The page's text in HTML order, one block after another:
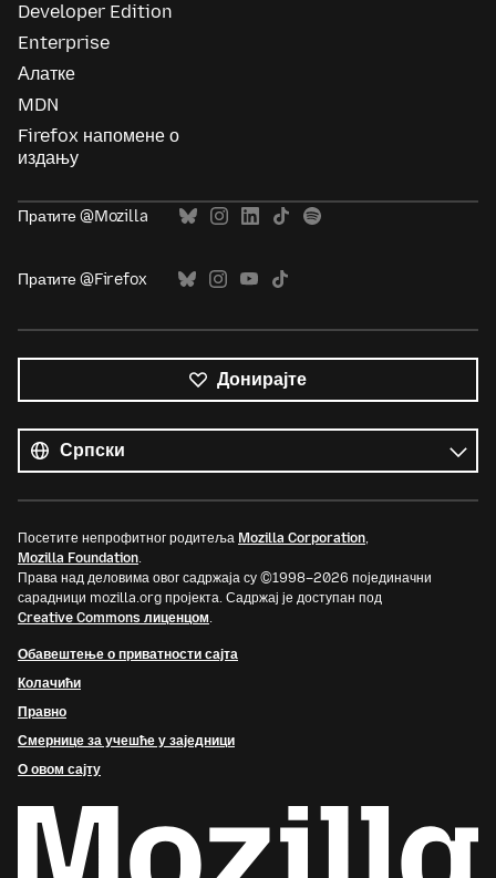
Developer Edition
Enterprise
Алатке
MDN
Firefox напомене о
издању
Пратите @Mozilla
Пратите @Firefox
Донирајте
језици
Језик
Посетите непрофитног родитеља Mozilla Corporation,
Mozilla Foundation.
Права над деловима овог садржаја су ©1998–2026 појединачни
сарадници mozilla.org пројекта. Садржај је доступан под
Creative Commons лиценцом.
Обавештење о приватности сајта
Колачићи
Правно
Смернице за учешће у заједници
О овом сајту